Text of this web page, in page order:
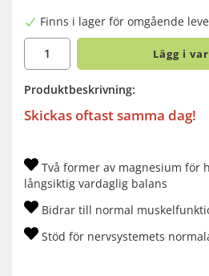
Finns i lager för omgående
Lägg i
Produktbeskrivning:
Skickas oftast samma dag!
Två former av magnesium för
långsiktig vardaglig balans
Bidrar till normal
Stöd för nervsystemets